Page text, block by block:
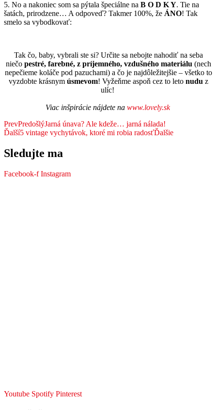
5. No a nakoniec som sa pýtala špeciálne na B O D K Y. Tie na
šatách, prirodzene… A odpoveď? Takmer 100%, že ÁNO! Tak
smelo sa vybodkovať:
Tak čo, baby, vybrali ste si? Určite sa nebojte nahodiť na seba
niečo pestré, farebné, z príjemného, vzdušného materiálu (nech
nepečieme koláče pod pazuchami) a čo je najdôležitejšie – všetko to
vyzdobte krásnym úsmevom! Vyžeňme aspoň cez to leto nudu z
ulíc!
Viac inšpirácie nájdete na www.lovely.sk
PrevPredošlýJarná únava? Ale kdeže… jarná nálada!
Ďalší5 vintage vychytávok, ktoré mi robia radosťĎalšie
Sledujte ma
Facebook-f Instagram
Youtube Spotify Pinterest